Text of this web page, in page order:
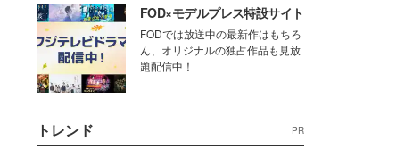
FOD×モデルプレス特設サイト
FODでは放送中の最新作はもちろ
ん、オリジナルの独占作品も見放
題配信中！
トレンド PR